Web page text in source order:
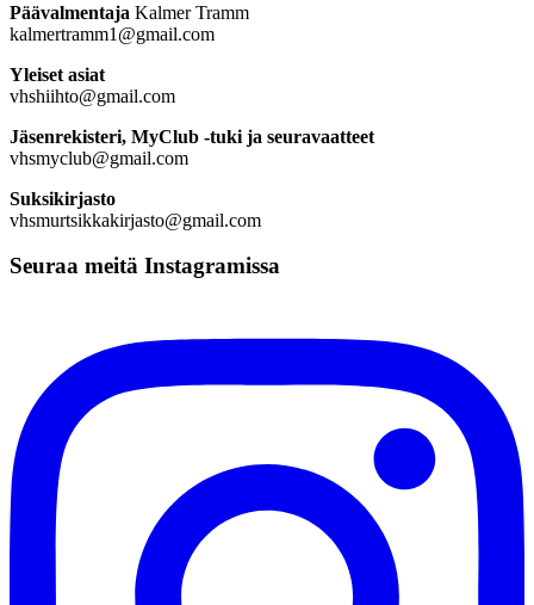
Päävalmentaja Kalmer Tramm
kalmertramm1@gmail.com
Yleiset asiat
vhshiihto@gmail.com
Jäsenrekisteri, MyClub -tuki ja seuravaatteet
vhsmyclub@gmail.com
Suksikirjasto
vhsmurtsikkakirjasto@gmail.com
Seuraa meitä Instagramissa